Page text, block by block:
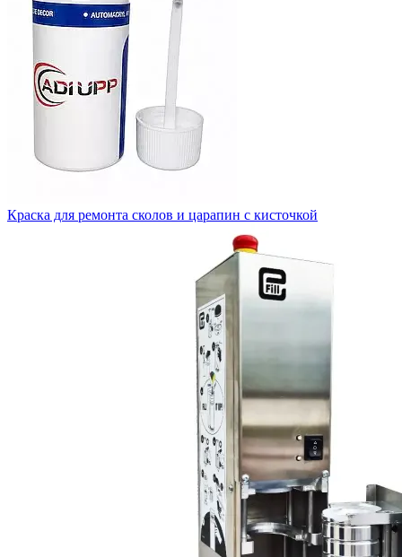
Краска для ремонта сколов и царапин с кисточкой